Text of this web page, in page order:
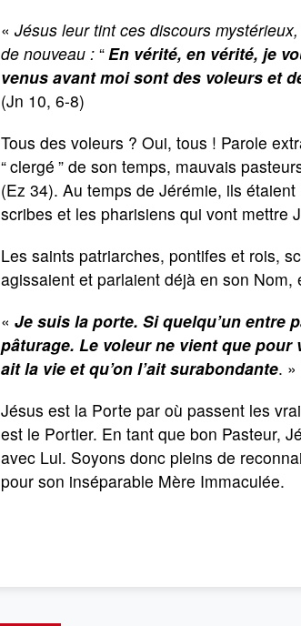
« Jésus leur tint ces discours
de nouveau : “En vérité, en vérité, je
venus avant moi sont des voleurs et
(Jn 10, 6-8)
Tous des voleurs ? Oui, tous ! Parole
“clergé ” de son temps, mauvais
(Ez 34). Au temps de Jérémie, ils
scribes et les pharisiens qui vont mettre
Les saints patriarches, pontifes et rois,
agissaient et parlaient déjà en son
« Je suis la porte. Si quelqu’un entre
pâturage. Le voleur ne vient que pour
ait la vie et qu’on l’ait surabondante.
Jésus est la Porte par où passent les
est le Portier. En tant que bon Pasteur,
avec Lui. Soyons donc pleins de
pour son inséparable Mère Immaculée.